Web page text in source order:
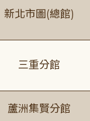
新北市圖(總館)
三重分館
蘆洲集賢分館